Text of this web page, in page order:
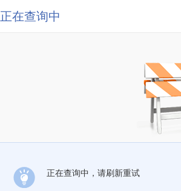
正在查询中
正在查询中，请刷新重试